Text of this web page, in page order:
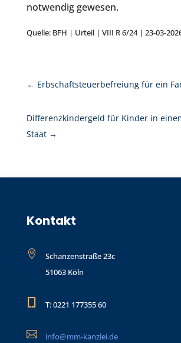
notwendig gewesen.
Quelle: BFH | Urteil | VIII R 6/24 | 23-03-
← Erbschaftsteuerbefreiung für ein
Differenzkindergeld für Kinder in
Staat→
Kontakt

Schanzenstraße 23c
51063 Köln
 T: 0221 177355 60
 info@mm-kanzlei.de